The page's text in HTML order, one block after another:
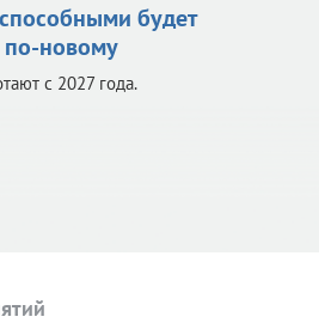
будет
по-новому
с 2027 года.